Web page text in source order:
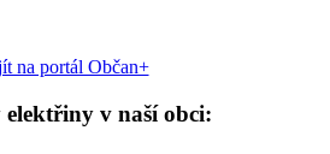
na portál Občan+
v naší obci: